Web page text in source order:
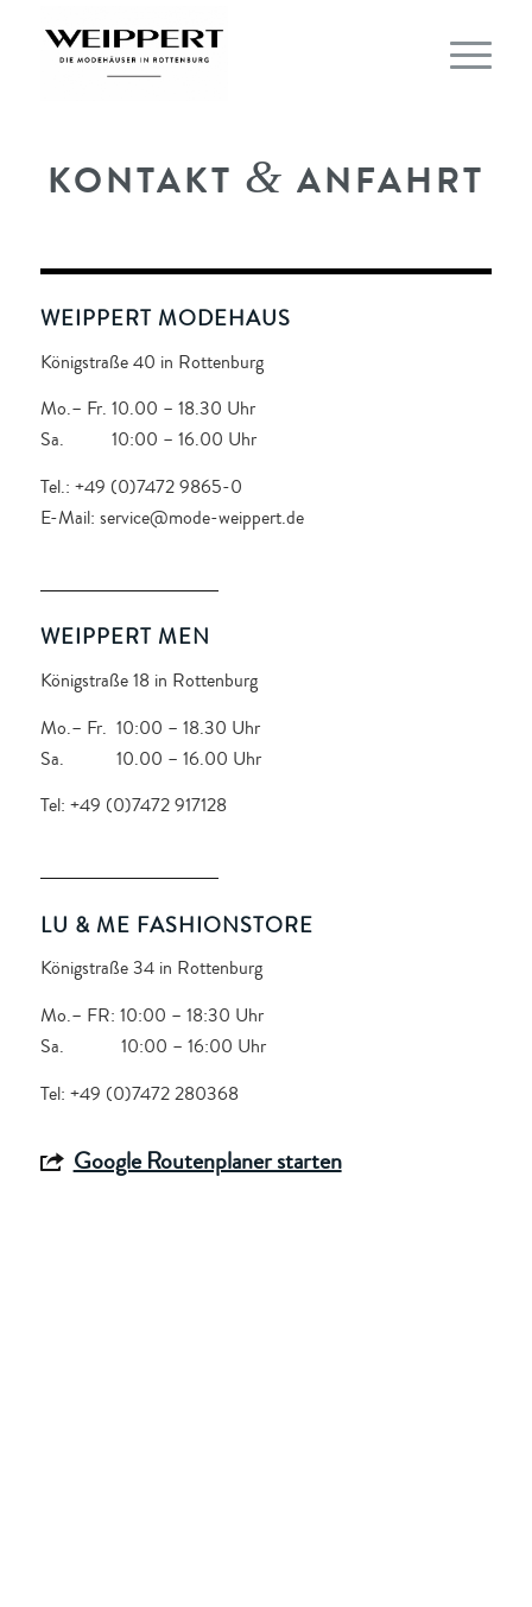
KONTAKT & ANFAHRT
WEIPPERT MODEHAUS
Königstraße 40 in Rottenburg
Mo.– Fr. 10.00 – 18.30 Uhr
Sa. 10:00 – 16.00 Uhr
Tel.: +49 (0)7472 9865-0
E-Mail: service@mode-weippert.de
WEIPPERT MEN
Königstraße 18 in Rottenburg
Mo.– Fr. 10:00 – 18.30 Uhr
Sa. 10.00 – 16.00 Uhr
Tel: +49 (0)7472 917128
LU & ME FASHIONSTORE
Königstraße 34 in Rottenburg
Mo.– FR: 10:00 – 18:30 Uhr
Sa. 10:00 – 16:00 Uhr
Tel: +49 (0)7472 280368
Google Routenplaner starten